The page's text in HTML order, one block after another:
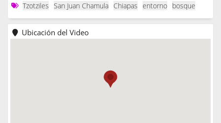
Tzotziles
San Juan Chamula Chiapas entorno bosque
Ubicación del Video